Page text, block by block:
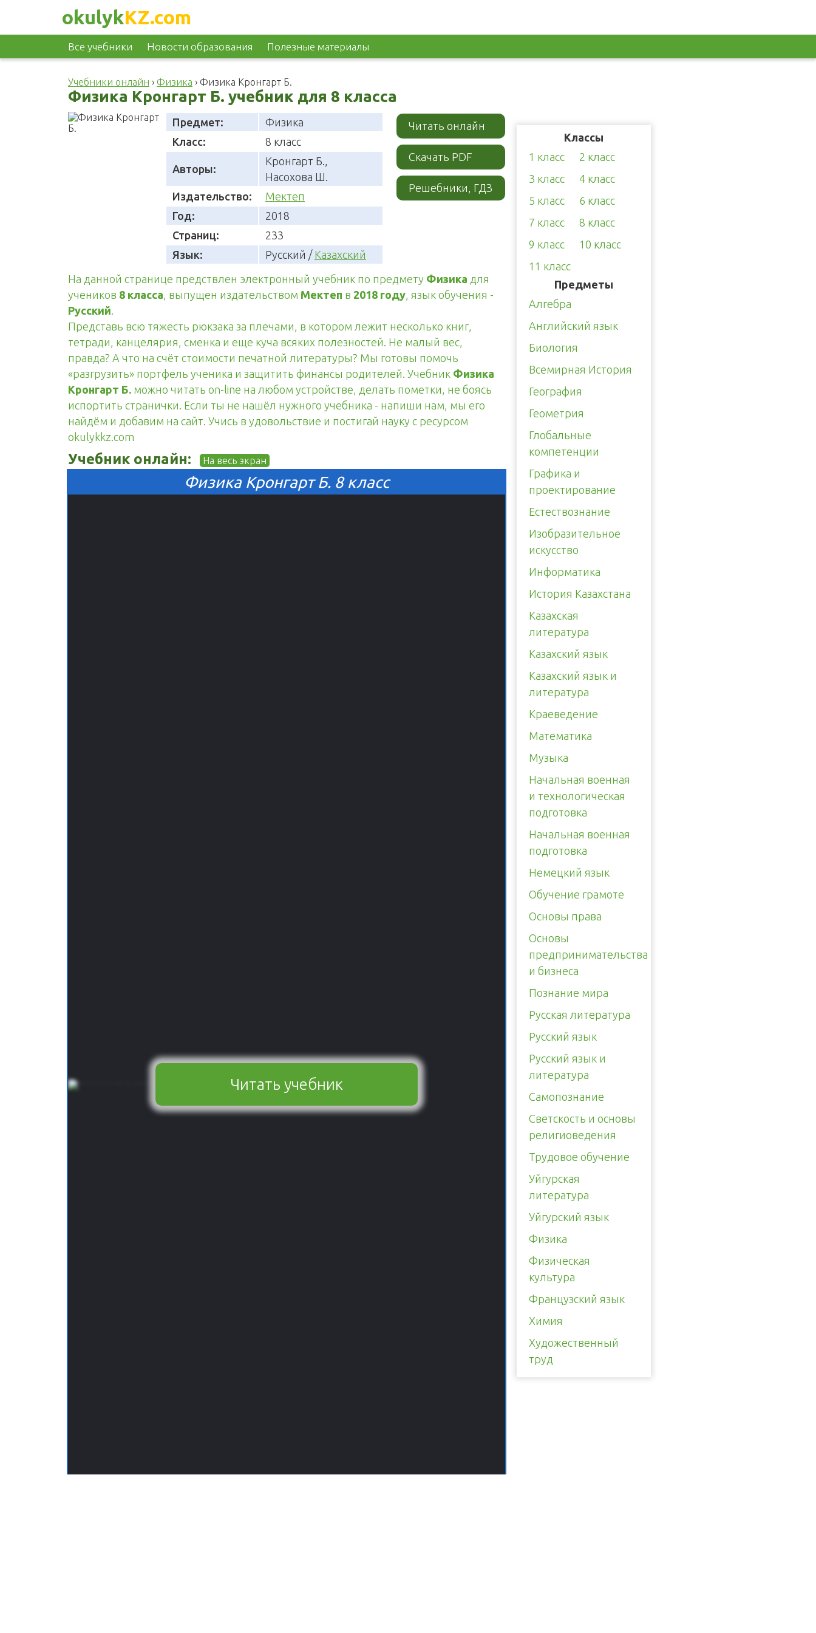
okulykKZ.com
Все учебники Новости образования Полезные материалы
Учебники онлайн › Физика › Физика Кронгарт Б.
Физика Кронгарт Б. учебник для 8 класса
Предмет:
Физика
Класс:
8 класс
Авторы:
Кронгарт Б.,
Насохова Ш.
Издательство:
Мектеп
Год:
2018
Страниц:
233
Язык:
Русский / Казахский
Читать онлайн
Скачать PDF
Решебники, ГДЗ
На данной странице предствлен электронный учебник по предмету Физика для
учеников 8 класса, выпущен издательством Мектеп в 2018 году, язык обучения -
Русский.
Представь всю тяжесть рюкзака за плечами, в котором лежит несколько книг,
тетради, канцелярия, сменка и еще куча всяких полезностей. Не малый вес,
правда? А что на счёт стоимости печатной литературы? Мы готовы помочь
«разгрузить» портфель ученика и защитить финансы родителей. Учебник Физика
Кронгарт Б. можно читать on-line на любом устройстве, делать пометки, не боясь
испортить странички. Если ты не нашёл нужного учебника - напиши нам, мы его
найдём и добавим на сайт. Учись в удовольствие и постигай науку с ресурсом
okulykkz.com
Учебник онлайн: На весь экран
Физика Кронгарт Б. 8 класс
Читать учебник
Классы
1 класс
2 класс
3 класс
4 класс
5 класс
6 класс
7 класс
8 класс
9 класс
10 класс
11 класс
Предметы
Алгебра
Английский язык
Биология
Всемирная История
География
Геометрия
Глобальные
компетенции
Графика и
проектирование
Естествознание
Изобразительное
искусство
Информатика
История Казахстана
Казахская
литература
Казахский язык
Казахский язык и
литература
Краеведение
Математика
Музыка
Начальная военная
и технологическая
подготовка
Начальная военная
подготовка
Немецкий язык
Обучение грамоте
Основы права
Основы
предпринимательства
и бизнеса
Познание мира
Русская литература
Русский язык
Русский язык и
литература
Самопознание
Светскость и основы
религиоведения
Трудовое обучение
Уйгурская
литература
Уйгурский язык
Физика
Физическая
культура
Французский язык
Химия
Художественный
труд